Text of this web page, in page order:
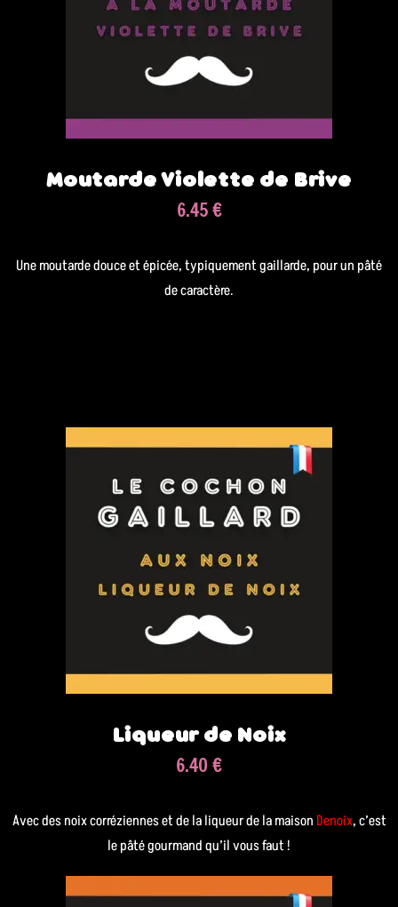
Moutarde Violette de Brive
6.45 €
Une moutarde douce et épicée, typiquement gaillarde, pour un pâté
de caractère.
Liqueur de Noix
6.40 €
Avec des noix corréziennes et de la liqueur de la maison Denoix, c’est
le pâté gourmand qu’il vous faut !